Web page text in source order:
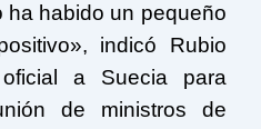
ha habido un pequeño
indicó Rubio
a Suecia para
de ministros de